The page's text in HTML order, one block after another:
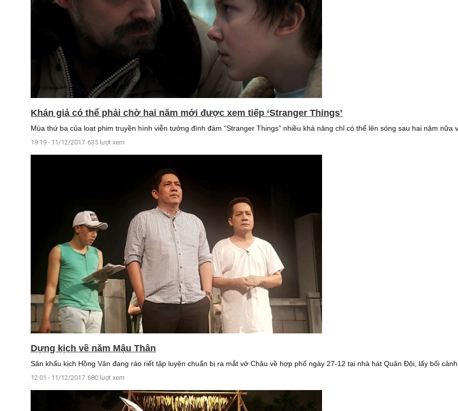
Khán giả có thể phải chờ hai năm mới được xem tiếp ‘Stranger Things’
Mùa thứ ba của loạt phim truyền hình viễn tưởng đình đám “Stranger Things” nhiều khả năng chỉ có thể lên sóng sau hai năm nữa
19:19 - 11/12/2017 635 lượt xem
Dựng kịch về năm Mậu Thân
Sân khấu kịch Hồng Vân đang ráo riết tập luyện chuẩn bị ra mắt vở Châu về hợp phố ngày 27-12 tại nhà hát Quân Đội, lấy bối cảnh
12:01 - 11/12/2017 680 lượt xem